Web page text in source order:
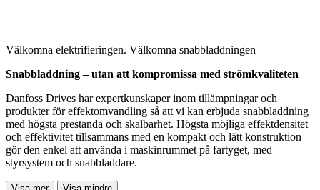
Välkomna elektrifieringen. Välkomna snabbladdningen
Snabbladdning – utan att kompromissa med strömkvaliteten
Danfoss Drives har expertkunskaper inom tillämpningar och
produkter för effektomvandling så att vi kan erbjuda snabbladdning
med högsta prestanda och skalbarhet. Högsta möjliga effektdensitet
och effektivitet tillsammans med en kompakt och lätt konstruktion
gör den enkel att använda i maskinrummet på fartyget, med
styrsystem och snabbladdare.